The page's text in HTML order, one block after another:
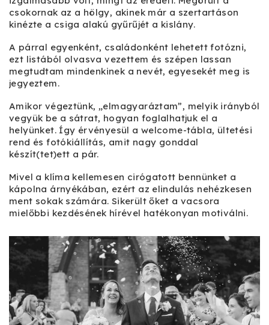
csokornak az a hölgy, akinek már a szertartáson
kinézte a csiga alakú gyűrűjét a kislány.
A párral egyenként, családonként lehetett fotózni,
ezt listából olvasva vezettem és szépen lassan
megtudtam mindenkinek a nevét, egyesekét meg is
jegyeztem.
Amikor végeztünk, „elmagyaráztam”, melyik irányból
vegyük be a sátrat, hogyan foglalhatjuk el a
helyünket. Így érvényesül a welcome-tábla, ültetési
rend és fotókiállítás, amit nagy gonddal
készít(tet)ett a pár.
Mivel a klíma kellemesen cirógatott bennünket a
kápolna árnyékában, ezért az elindulás nehézkesen
ment sokak számára. Sikerült őket a vacsora
mielőbbi kezdésének hírével hatékonyan motiválni.